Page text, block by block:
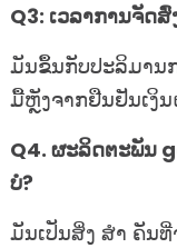
Q3: ເວລາການຈັດ
ມັນຂຶ້ນກັບປະລິມານ
ມື້ຫຼັງຈາກຢືນຢັນເງິ
Q4. ຜະລິດຕະພັນ
ບໍ?
ມັນເປັນສິ່ງ ສຳ ຄັນ